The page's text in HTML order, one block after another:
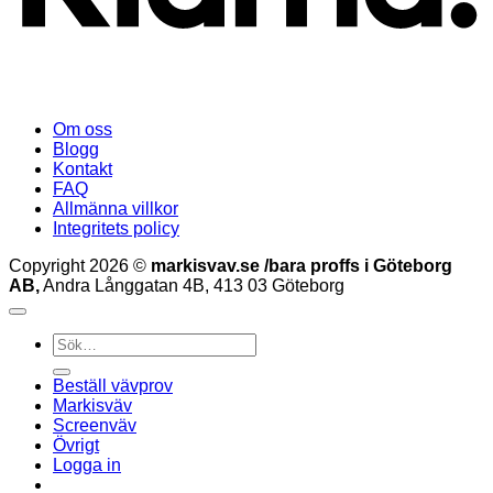
Om oss
Blogg
Kontakt
FAQ
Allmänna villkor
Integritets policy
Copyright 2026 © markisvav.se /bara proffs i Göteborg
AB,Andra Långgatan 4B, 413 03 Göteborg
Sök
efter:
Beställ vävprov
Markisväv
Screenväv
Övrigt
Logga in